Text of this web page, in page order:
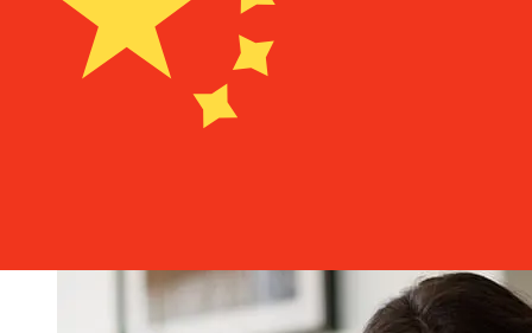
Les délais de livraison pour les transferts internationaux
avec Banco Internacional Ecuador de États-Unis à Chine
varient selon le mode de paiement et le moment de la
transaction. En général, les virements bancaires
internationaux prennent de 1 à 5 jours ouvrables. Des
facteurs tels que les jours fériés bancaires et les